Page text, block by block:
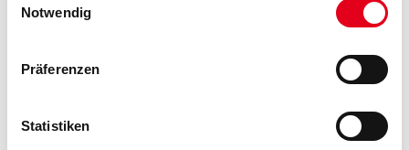
Notwendig
Präferenzen
Statistiken